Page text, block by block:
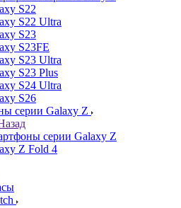
S22
S22 Ultra
S23
S23FE
S23 Ultra
S23 Plus
S24 Ultra
S26
серии Galaxy Z
серии Galaxy Z
Z Fold 4